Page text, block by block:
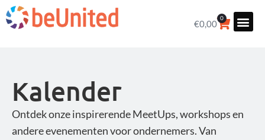
€0,00
0
Kalender
Ontdek onze inspirerende MeetUps, workshops en
andere evenementen voor ondernemers. Van